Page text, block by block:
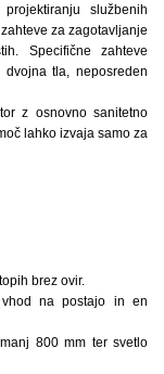
službenih
za zagotavljanje
Specifične zahteve
tla, neposreden
z osnovno sanitetno
lahko izvaja samo za
brez ovir.
na postajo in en
800 mm ter svetlo